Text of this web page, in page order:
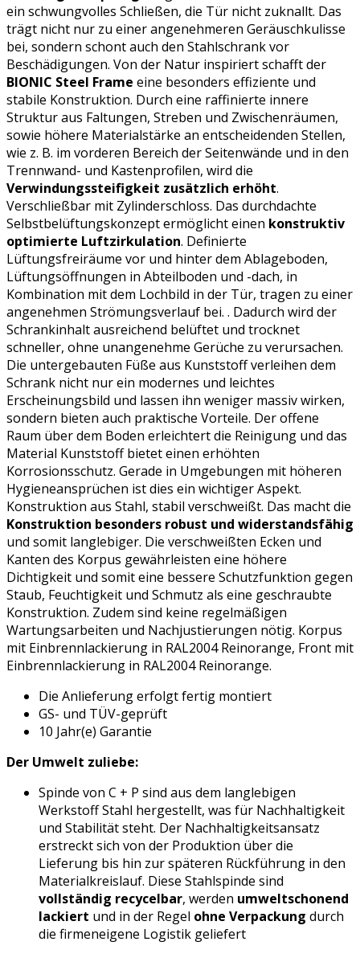
ein schwungvolles Schließen, die Tür nicht zuknallt. Das
trägt nicht nur zu einer angenehmeren Geräuschkulisse
bei, sondern schont auch den Stahlschrank vor
Beschädigungen. Von der Natur inspiriert schafft der
BIONIC Steel Frame eine besonders effiziente und
stabile Konstruktion. Durch eine raffinierte innere
Struktur aus Faltungen, Streben und Zwischenräumen,
sowie höhere Materialstärke an entscheidenden Stellen,
wie z. B. im vorderen Bereich der Seitenwände und in den
Trennwand- und Kastenprofilen, wird die
Verwindungssteifigkeit zusätzlich erhöht.
Verschließbar mit Zylinderschloss. Das durchdachte
Selbstbelüftungskonzept ermöglicht einen konstruktiv
optimierte Luftzirkulation. Definierte
Lüftungsfreiräume vor und hinter dem Ablageboden,
Lüftungsöffnungen in Abteilboden und -dach, in
Kombination mit dem Lochbild in der Tür, tragen zu einer
angenehmen Strömungsverlauf bei. . Dadurch wird der
Schrankinhalt ausreichend belüftet und trocknet
schneller, ohne unangenehme Gerüche zu verursachen.
Die untergebauten Füße aus Kunststoff verleihen dem
Schrank nicht nur ein modernes und leichtes
Erscheinungsbild und lassen ihn weniger massiv wirken,
sondern bieten auch praktische Vorteile. Der offene
Raum über dem Boden erleichtert die Reinigung und das
Material Kunststoff bietet einen erhöhten
Korrosionsschutz. Gerade in Umgebungen mit höheren
Hygieneansprüchen ist dies ein wichtiger Aspekt.
Konstruktion aus Stahl, stabil verschweißt. Das macht die
Konstruktion besonders robust und widerstandsfähig
und somit langlebiger. Die verschweißten Ecken und
Kanten des Korpus gewährleisten eine höhere
Dichtigkeit und somit eine bessere Schutzfunktion gegen
Staub, Feuchtigkeit und Schmutz als eine geschraubte
Konstruktion. Zudem sind keine regelmäßigen
Wartungsarbeiten und Nachjustierungen nötig. Korpus
mit Einbrennlackierung in RAL2004 Reinorange, Front mit
Einbrennlackierung in RAL2004 Reinorange.
Die Anlieferung erfolgt fertig montiert
GS- und TÜV-geprüft
10 Jahr(e) Garantie
Der Umwelt zuliebe:
Spinde von C + P sind aus dem langlebigen
Werkstoff Stahl hergestellt, was für Nachhaltigkeit
und Stabilität steht. Der Nachhaltigkeitsansatz
erstreckt sich von der Produktion über die
Lieferung bis hin zur späteren Rückführung in den
Materialkreislauf. Diese Stahlspinde sind
vollständig recycelbar, werden umweltschonend
lackiert und in der Regel ohne Verpackung durch
die firmeneigene Logistik geliefert